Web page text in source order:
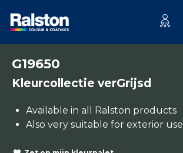
G19650
Kleurcollectie verGrijsd
Available in all Ralston products
Also very suitable for exterior use